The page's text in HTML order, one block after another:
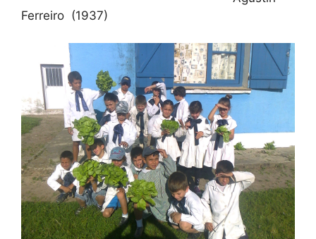
Ferreiro (1937)